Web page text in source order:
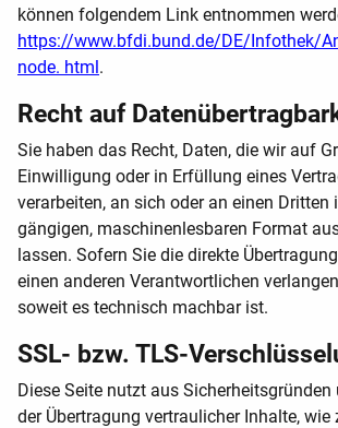
können folgendem Link entnommen
https://www.bfdi.bund.de/DE/Infothek/
node. html.
Recht auf
Sie haben das Recht, Daten, die wir auf
Einwilligung oder in Erfüllung eines
verarbeiten, an sich oder an einen Dritten
gängigen, maschinenlesbaren Format
lassen. Sofern Sie die direkte
einen anderen Verantwortlichen
soweit es technisch machbar ist.
SSL- bzw. TLS-
Diese Seite nutzt aus
der Übertragung vertraulicher Inhalte, wie